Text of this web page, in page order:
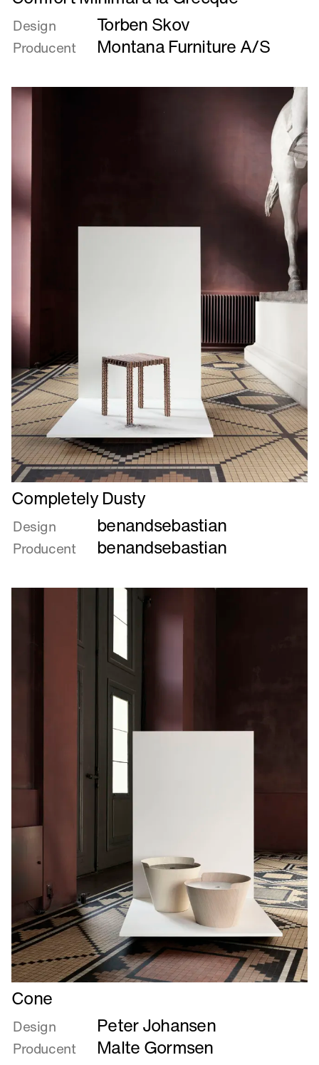
mere
om
Comfort
Minimal
la
Grecque
Design Torben Skov
Producent Montana Furniture A/S
Læs
mere
om
Completely
Dusty
Completely Dusty
Design benandsebastian
Producent benandsebastian
Læs
mere
om
Cone
Cone
Design Peter Johansen
Producent Malte Gormsen